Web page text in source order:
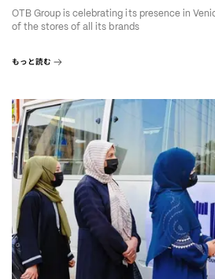
OTB Group is celebrating its presence in
of the stores of all its brands
もっと読む